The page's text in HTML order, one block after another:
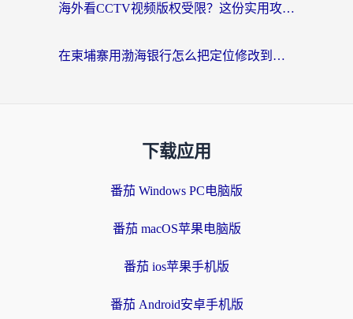
海外看CCTV视频版权受限？这份实用攻略帮你解锁国内影视+解决足球直播&政务APP难题
在柬埔寨用渤海银行怎么把定位修改到中国国内？3招解决海外生活的“数字乡愁”
下载应用
番茄 Windows PC电脑版
番茄 macOS苹果电脑版
番茄 ios苹果手机版
番茄 Android安卓手机版